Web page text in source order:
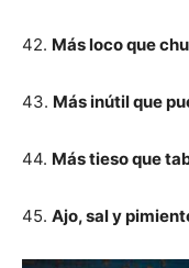
42. Más loco que
43. Más inútil que
44. Más tieso que
45. Ajo, sal y